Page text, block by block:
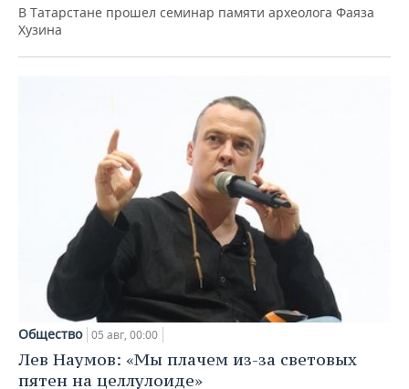
В Татарстане прошел семинар памяти археолога Фаяза
Хузина
Общество 05 авг, 00:00
Лев Наумов: «Мы плачем из-за световых
пятен на целлулоиде»